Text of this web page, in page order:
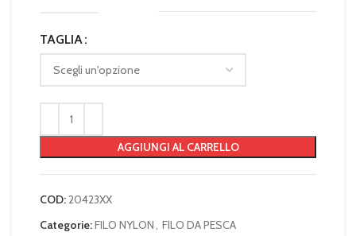
TAGLIA
AGGIUNGI AL CARRELLO
COD:20423XX
Categorie:FILO NYLON, FILO DA PESCA